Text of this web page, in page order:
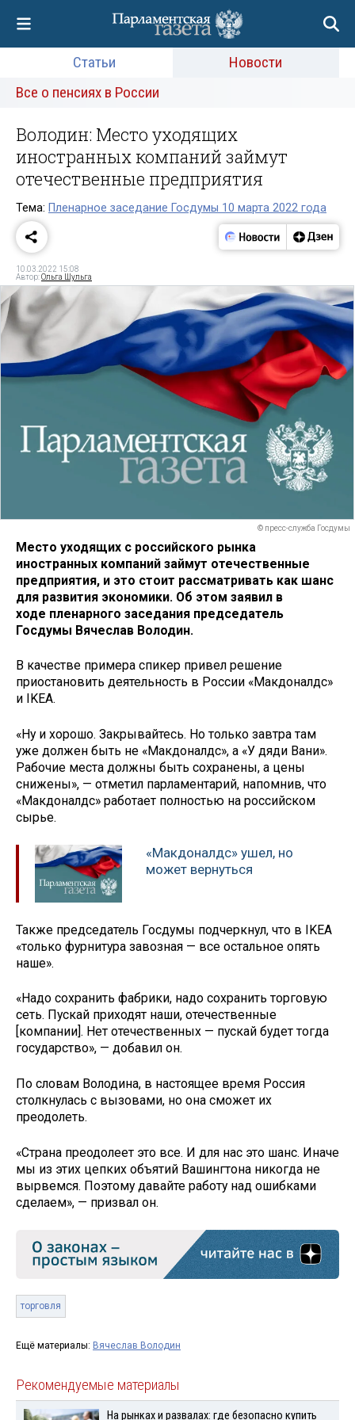
Статьи
Новости
Все о пенсиях в России
Володин: Место уходящих
иностранных компаний займут
отечественные предприятия
Тема: Пленарное заседание Госдумы 10 марта 2022 года
10.03.2022 15:08
Автор:Ольга Шульга
© пресс-служба Госдумы
Место уходящих с российского рынка
иностранных компаний займут отечественные
предприятия, и это стоит рассматривать как шанс
для развития экономики. Об этом заявил в
ходе пленарного заседания председатель
Госдумы Вячеслав Володин.
В качестве примера спикер привел решение
приостановить деятельность в России «Макдоналдс»
и IKEA.
«Ну и хорошо. Закрывайтесь. Но только завтра там
уже должен быть не «Макдоналдс», а «У дяди Вани».
Рабочие места должны быть сохранены, а цены
снижены», — отметил парламентарий, напомнив, что
«Макдоналдс» работает полностью на российском
сырье.
«Макдоналдс» ушел, но
может вернуться
Также председатель Госдумы подчеркнул, что в IKEA
«только фурнитура завозная — все остальное опять
наше».
«Надо сохранить фабрики, надо сохранить торговую
сеть. Пускай приходят наши, отечественные
[компании]. Нет отечественных — пускай будет тогда
государство», — добавил он.
По словам Володина, в настоящее время Россия
столкнулась с вызовами, но она сможет их
преодолеть.
«Страна преодолеет это все. И для нас это шанс. Иначе
мы из этих цепких объятий Вашингтона никогда не
вырвемся. Поэтому давайте работу над ошибками
сделаем», — призвал он.
торговля
Ещё материалы: Вячеслав Володин
Рекомендуемые материалы
На рынках и развалах: где безопасно купить